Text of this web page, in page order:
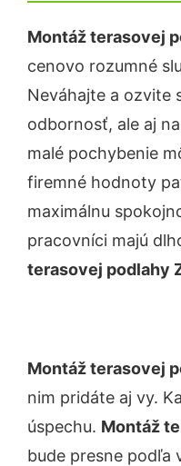
Montáž terasovej
cenovo rozumné
Neváhajte a ozvite
odbornosť, ale aj
malé pochybenie
firemné hodnoty
maximálnu
pracovníci majú
terasovej podlahy
Montáž terasovej
nim pridáte aj vy.
úspechu. Montáž
bude presne podľa